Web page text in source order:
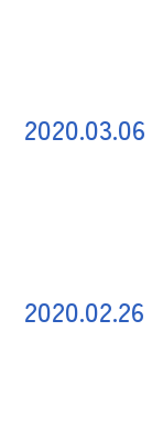
2020.03.06
2020.02.26